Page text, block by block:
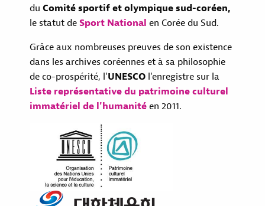
du Comité sportif et olympique sud-coréen,
le statut de Sport National en Corée du Sud.
Grâce aux nombreuses preuves de son existence
dans les archives coréennes et à sa philosophie
de co-prospérité, l'UNESCO l'enregistre sur la
Liste représentative du patrimoine culturel
immatériel de l'humanité en 2011.